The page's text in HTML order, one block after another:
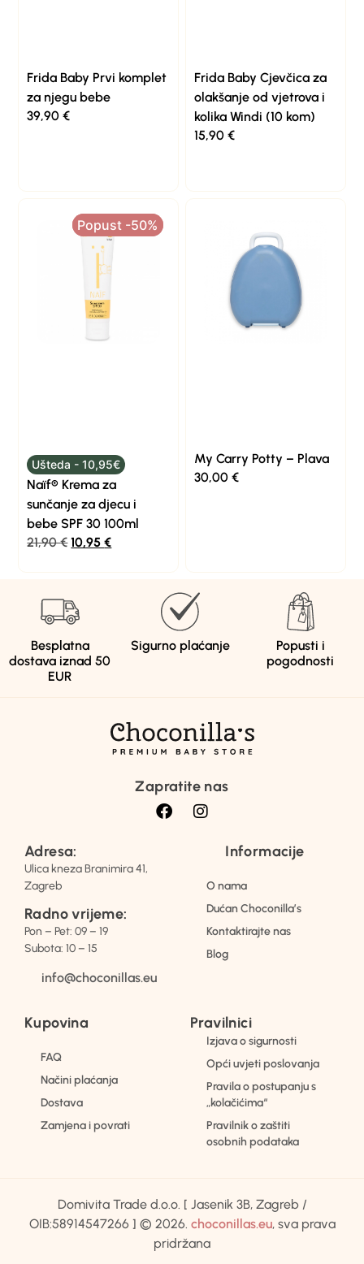
Frida Baby Prvi komplet
za njegu bebe
39,90€
Frida Baby Cjevčica za
olakšanje od vjetrova i
kolika Windi (10 kom)
15,90 €
Popust -50%
Popust -50%
Ušteda - 10,95€
Naïf® Krema za
sunčanje za djecu i
bebe SPF 30 100ml
21,90€ 10,95€
My Carry Potty – Plava
30,00 €
Besplatna
dostava iznad 50
EUR
Sigurno plaćanje
Popusti i
pogodnosti
Zapratite nas
Adresa:
Ulica kneza Branimira 41,
Zagreb
Radno vrijeme:
Pon – Pet: 09 – 19
Subota: 10 – 15
info@choconillas.eu
Informacije
O nama
Dućan Choconilla’s
Kontaktirajte nas
Blog
Kupovina
FAQ
Načini plaćanja
Dostava
Zamjena i povrati
Pravilnici
Izjava o sigurnosti
Opći uvjeti poslovanja
Pravila o postupanju s
„kolačićima“
Pravilnik o zaštiti
osobnih podataka
Domivita Trade d.o.o. [ Jasenik 3B, Zagreb /
OIB:58914547266 ] © 2026. choconillas.eu, sva prava
pridržana